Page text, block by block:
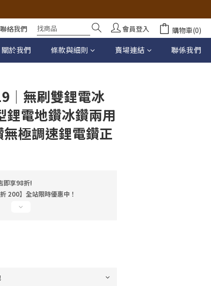
聯絡我們 會員登入 購物車(0)
關於我們 條款與細則 賣場連結 聯係我們
｜無刷雙鋰電冰
鋰電地鑽冰鑽兩用
極調速鋰電鑽正
即享98折!
200】全站限時優惠中！
立即購買